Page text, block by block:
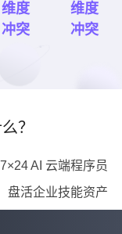
维度
冲突
维度
冲突
？
7×24 AI 云端程序员
盘活企业技能资产